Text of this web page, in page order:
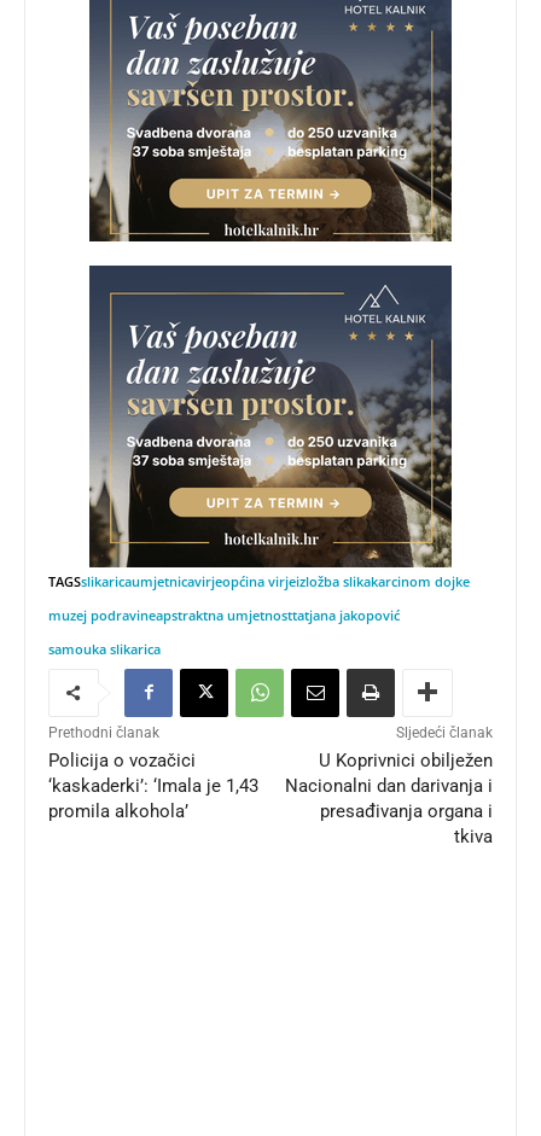
TAGSslikaricaumjetnicavirjeopćina virjeizložba slikakarcinom dojke
muzej podravineapstraktna umjetnosttatjana jakopović
samouka slikarica
Prethodni članak
Policija o vozačici
‘kaskaderki’: ‘Imala je 1,43
promila alkohola’
Sljedeći članak
U Koprivnici obilježen
Nacionalni dan darivanja i
presađivanja organa i
tkiva